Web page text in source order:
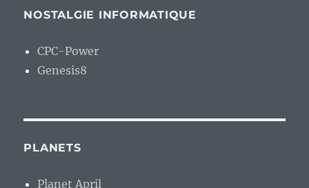
NOSTALGIE INFORMATIQUE
CPC-Power
Genesis8
PLANETS
Planet April